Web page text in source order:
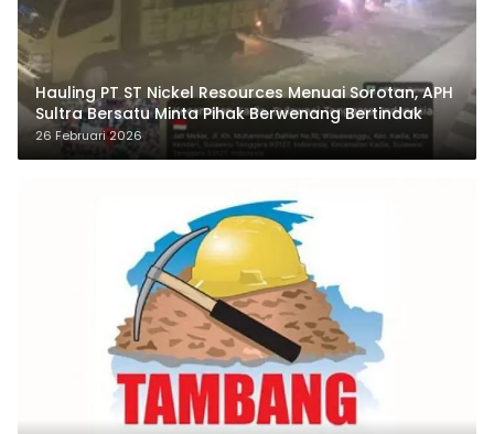
Hauling PT ST Nickel Resources Menuai Sorotan, APH
Sultra Bersatu Minta Pihak Berwenang Bertindak
26 Februari 2026